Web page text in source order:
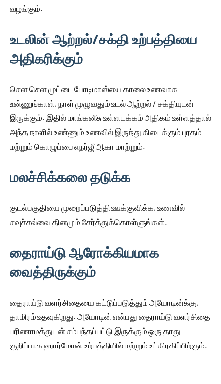
வழங்கும்.
உடலின் ஆற்றல்/சக்தி உற்பத்தியை
அதிகரிக்கும்
சௌ சௌ முட்டை போடிமாஸ்யை காலை உணவாக
உன்ணுங்காள், நாள் முழுவதும் உடல் ஆற்றல் / சக்தியுடன்
இருக்கும். இதில் மாங்கனீசு உள்ளடக்கம் அதிகம் உள்ளத்தால்
அந்த நாளில் உண்ணும் உணவில் இருந்து கிடைக்கும் புரதம்
மற்றும் கொழுப்பை எநர்ஜீ ஆகா மாற்றும்.
மலச்சிக்கலை தடுக்க
குடல்பகுதியை முறைப்படுத்தி ஊக்குவிக்க, உணவில்
சவுச்சவ்வை தினமும் சேர்த்துக்கொள்ளுங்கள்.
தைராய்டு ஆரோக்கியமாக
வைத்திருக்கும்
தைராய்டு வளர்சிதையை கட்டுப்படுத்தும் அயோடின்க்கு,
தாமிரம் உதவுகிறது. அயோடின் என்பது தைராய்டு வளர்சிதை
பரிணாமத்துடன் சம்பந்தப்பட்டு இருக்கும் ஒரு தாது
குறிப்பாக ஹார்மோன் உற்பத்தியில் மற்றும் உட்கிரகிப்பிற்கும்.